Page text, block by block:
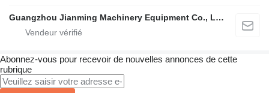
Guangzhou Jianming Machinery Equipment Co., Ltd.
Abonnez-vous pour recevoir de nouvelles annonces de cette
rubrique